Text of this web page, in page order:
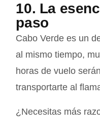
10. La
paso
Cabo Verde es un
al mismo tiempo,
horas de vuelo
transportarte al
¿Necesitas más